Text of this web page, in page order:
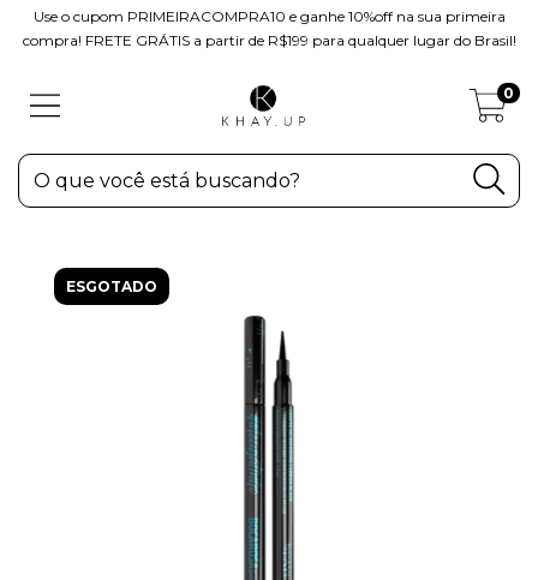
Use o cupom PRIMEIRACOMPRA10 e ganhe 10%off na sua primeira
compra! FRETE GRÁTIS a partir de R$199 para qualquer lugar do Brasil!
0
ESGOTADO